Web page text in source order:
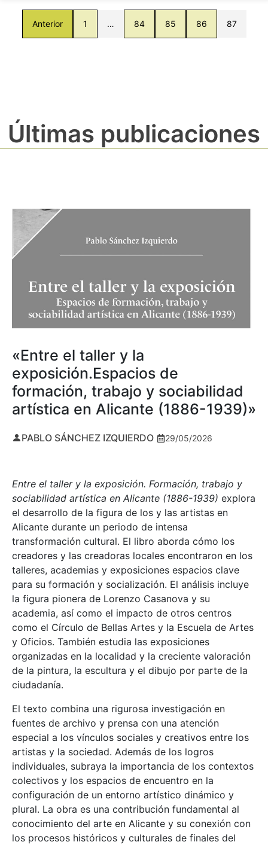
Anterior 1 … 84 85 86 87
Últimas publicaciones
«Entre el taller y la
exposición.Espacios de
formación, trabajo y sociabilidad
artística en Alicante (1886-1939)»
PABLO SÁNCHEZ IZQUIERDO 29/05/2026
Entre el taller y la exposición. Formación, trabajo y
sociabilidad artística en Alicante (1886-1939) explora
el desarrollo de la figura de los y las artistas en
Alicante durante un periodo de intensa
transformación cultural. El libro aborda cómo los
creadores y las creadoras locales encontraron en los
talleres, academias y exposiciones espacios clave
para su formación y socialización. El análisis incluye
la figura pionera de Lorenzo Casanova y su
academia, así como el impacto de otros centros
como el Círculo de Bellas Artes y la Escuela de Artes
y Oficios. También estudia las exposiciones
organizadas en la localidad y la creciente valoración
de la pintura, la escultura y el dibujo por parte de la
ciudadanía.
El texto combina una rigurosa investigación en
fuentes de archivo y prensa con una atención
especial a los vínculos sociales y creativos entre los
artistas y la sociedad. Además de los logros
individuales, subraya la importancia de los contextos
colectivos y los espacios de encuentro en la
configuración de un entorno artístico dinámico y
plural. La obra es una contribución fundamental al
conocimiento del arte en Alicante y su conexión con
los procesos históricos y culturales de finales del